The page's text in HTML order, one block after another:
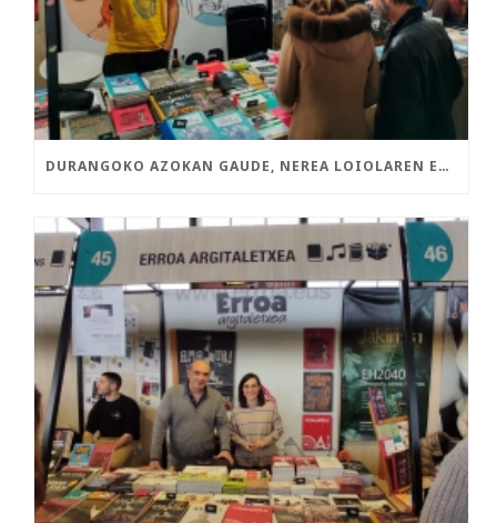
DURANGOKO AZOKAN GAUDE, NEREA LOIOLAREN ETA ASISKOREN LIBURU BERRIEKIN